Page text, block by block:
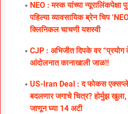
NEO : मस्क यांच्या न्यूरालिंकपेक्षा
पहिल्या व्यावसायिक ब्रेन चिप
क्लिनिकल चाचणी यशस्वी
CJP : अभिजीत दिपके वर “प्रयोग
आंदोलनात कानाखाली जाळ!!
US-Iran Deal : द फोकस
बदलणार जगाचे चित्र? होर्मुझ
जाणून घ्या 14 अटी